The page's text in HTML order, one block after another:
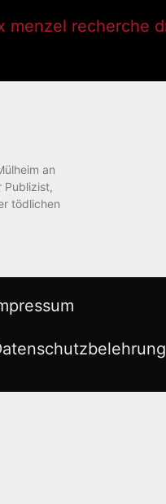
an
Publizist,
tödlichen